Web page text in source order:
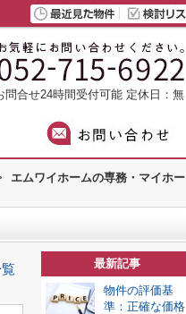
問合せ24時間受付可能 定休日：無
エムワイホームの専務・マイホー
最新記事
物件の評価基
準：正確な価格